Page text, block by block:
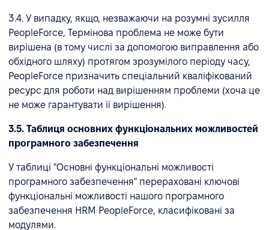
3.4. У випадку, якщо, незважаючи на розумні зусилля
PeopleForce, Термінова проблема не може бути
вирішена (в тому числі за допомогою виправлення або
обхідного шляху) протягом зрозумілого періоду часу,
PeopleForce призначить спеціальний кваліфікований
ресурс для роботи над вирішенням проблеми (хоча це
не може гарантувати її вирішення).
3.5. Таблиця основних функціональних можливостей
програмного забезпечення
У таблиці "Основні функціональні можливості
програмного забезпечення" перераховані ключові
функціональні можливості нашого програмного
забезпечення HRM PeopleForce, класифіковані за
модулями.